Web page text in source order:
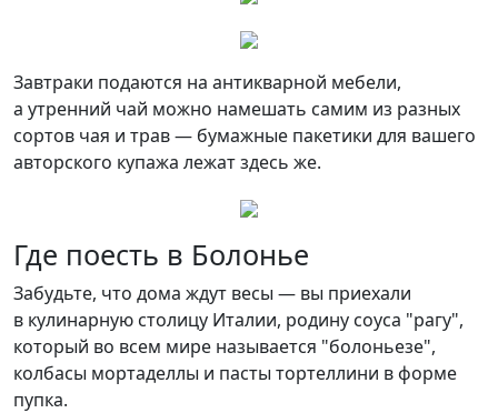
Завтраки подаются на антикварной мебели,
а утренний чай можно намешать самим из разных
сортов чая и трав — бумажные пакетики для вашего
авторского купажа лежат здесь же.
Где поесть в Болонье
Забудьте, что дома ждут весы — вы приехали
в кулинарную столицу Италии, родину соуса "рагу",
который во всем мире называется "болоньезе",
колбасы мортаделлы и пасты тортеллини в форме
пупка.